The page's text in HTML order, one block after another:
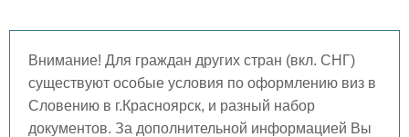
Внимание! Для граждан других стран (вкл. СНГ)
существуют особые условия по оформлению виз в
Словению в г.Красноярск, и разный набор
документов. За дополнительной информацией Вы